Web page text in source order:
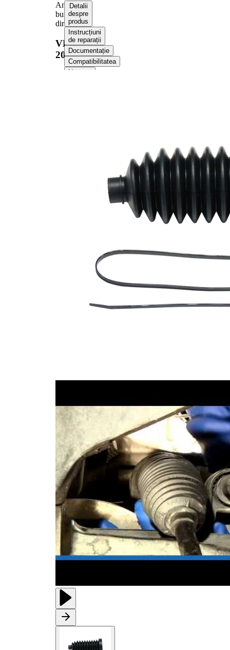
Ansamblu
burduf,
directie
VKJP
2098
Detalii
despre
produs
Instrucțiuni
de reparații
Documentație
Compatibilitatea
Numere
63 mm